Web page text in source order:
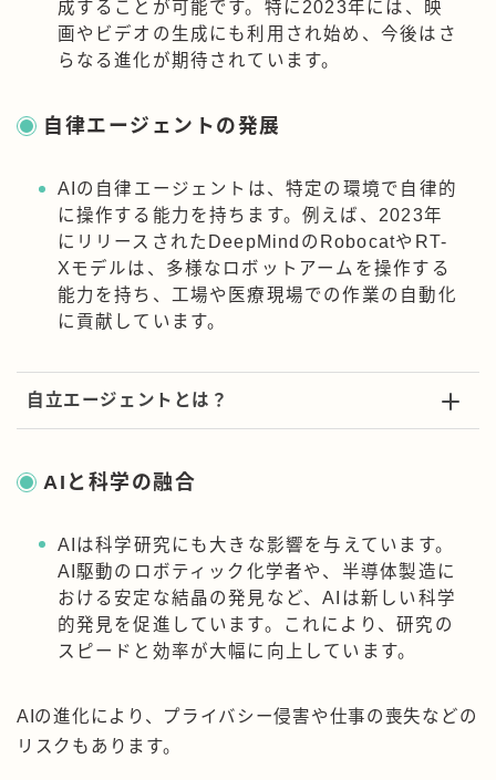
成することが可能です。特に2023年には、映
画やビデオの生成にも利用され始め、今後はさ
らなる進化が期待されています。
自律エージェントの発展
AIの自律エージェントは、特定の環境で自律的
に操作する能力を持ちます。例えば、2023年
にリリースされたDeepMindのRobocatやRT-
Xモデルは、多様なロボットアームを操作する
能力を持ち、工場や医療現場での作業の自動化
に貢献しています。
自立エージェントとは？
AIと科学の融合
AIは科学研究にも大きな影響を与えています。
AI駆動のロボティック化学者や、半導体製造に
おける安定な結晶の発見など、AIは新しい科学
的発見を促進しています。これにより、研究の
スピードと効率が大幅に向上しています。
AIの進化により、プライバシー侵害や仕事の喪失などの
リスクもあります。